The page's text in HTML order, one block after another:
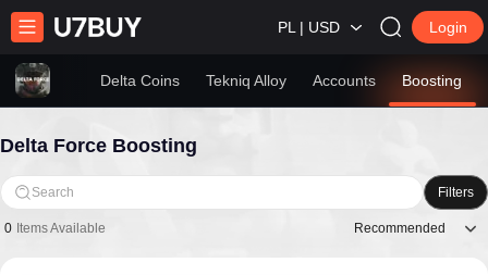
PL | USD Login
Delta Coins Tekniq Alloy Accounts Boosting
Delta Force Boosting
Search Filters
0 Items Available Recommended